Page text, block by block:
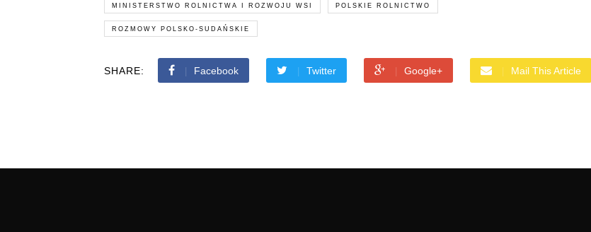
MINISTERSTWO ROLNICTWA I ROZWOJU WSI POLSKIE ROLNICTWO
ROZMOWY POLSKO-SUDAŃSKIE
SHARE: Facebook Twitter Google+ Mail This Article